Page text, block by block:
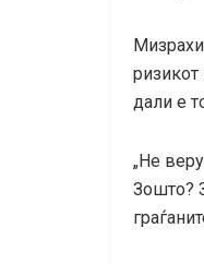
ризикот
дали е
„Не
Зошто?